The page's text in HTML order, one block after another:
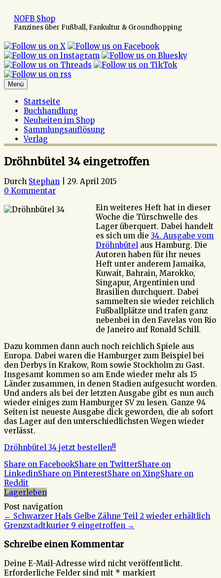
Inhalt
springen
NOFB Shop
Fanzines über Fußball, Fankultur & Groundhopping
Menü
Startseite
Buchhandlung
Neuheiten im Shop
Sammlungsauflösung
Verlag
Dröhnbütel 34 eingetroffen
Durch Stephan
29. April 2015
0 Kommentar
Ein weiteres Heft hat in dieser
Woche die Türschwelle des
Lager überquert. Dabei handelt
es sich um die 34. Ausgabe vom
Dröhnbütel aus Hamburg. Die
Autoren haben für ihr neues
Heft unter anderem Jamaika,
Kuwait, Bahrain, Marokko,
Singapur, Argentinien und
Brasilien durchquert. Dabei
sammelten sie wieder reichlich
Fußballplätze und trafen ganz
nebenbei in den Favelas von Rio
de Janeiro auf Ronald Schill.
Dazu kommen dann auch noch reichlich Spiele aus
Europa. Dabei waren die Hamburger zum Beispiel bei
den Derbys in Krakow, Rom sowie Stockholm zu Gast.
Insgesamt kommen so am Ende wieder mehr als 15
Länder zusammen, in denen Stadien aufgesucht worden.
Und anders als bei der letzten Ausgabe gibt es nun auch
wieder einiges zum Hamburger SV zu lesen. Ganze 94
Seiten ist neueste Ausgabe dick geworden, die ab sofort
das Lager auf den unterschiedlichsten Wegen wieder
verlässt.
Dröhnbütel 34 jetzt bestellen!!
Share on FacebookShare on TwitterShare on
LinkedinShare on PinterestShare on XingShare on
Reddit
Lagerleben
Post navigation
← Schwarzer Hals Gelbe Zähne Teil 2 wieder erhältlich
Grenzstadtkurier 9 eingetroffen →
Schreibe einen Kommentar
Deine E-Mail-Adresse wird nicht veröffentlicht.
Erforderliche Felder sind mit * markiert